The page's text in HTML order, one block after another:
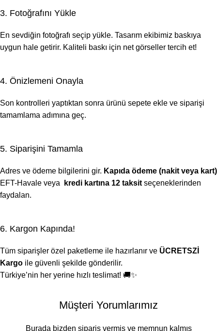
3. Fotoğrafını Yükle
En sevdiğin fotoğrafı seçip yükle. Tasarım ekibimiz baskıya
uygun hale getirir. Kaliteli baskı için net görseller tercih et!
4. Önizlemeni Onayla
Son kontrolleri yaptıktan sonra ürünü sepete ekle ve siparişi
tamamlama adımına geç.
5. Siparişini Tamamla
Adres ve ödeme bilgilerini gir. Kapıda ödeme (nakit veya kart)
EFT-Havale veya
kredi kartına 12 taksit seçeneklerinden
faydalan.
6. Kargon Kapında!
Tüm siparişler özel paketleme ile hazırlanır ve ÜCRETSZİ
Kargo ile güvenli şekilde gönderilir.
Türkiye’nin her yerine hızlı teslimat! 🚚✨
Müşteri Yorumlarımız
Burada bizden sipariş vermiş ve memnun kalmış